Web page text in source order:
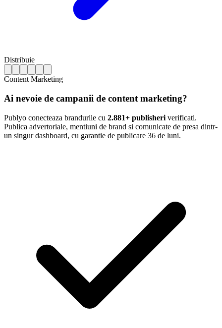
Distribuie
Content Marketing
Ai nevoie de campanii de content marketing?
Publyo conecteaza brandurile cu 2.881+ publisheri verificati.
Publica advertoriale, mentiuni de brand si comunicate de presa dintr-
un singur dashboard, cu garantie de publicare 36 de luni.